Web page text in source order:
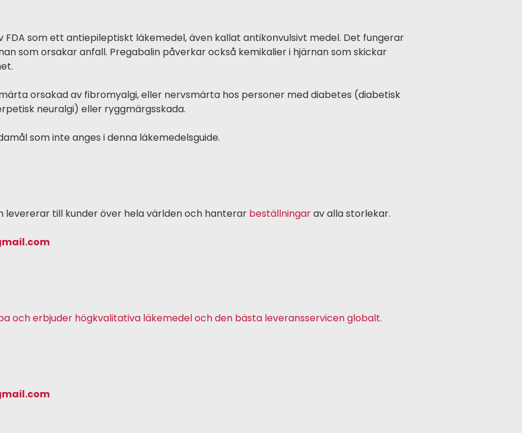
FDA som ett antiepileptiskt läkemedel, även kallat antikonvulsivt medel. Det fungerar
som orsakar anfall. Pregabalin påverkar också kemikalier i hjärnan som skickar
orsakad av fibromyalgi, eller nervsmärta hos personer med diabetes (diabetisk
neuralgi) eller ryggmärgsskada.
som inte anges i denna läkemedelsguide.
levererar till kunder över hela världen och hanterar beställningarav alla storlekar.
och erbjuder högkvalitativa läkemedel och den bästa leveransservicen globalt.